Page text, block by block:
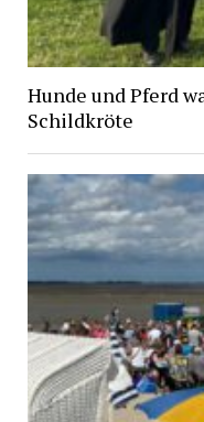
Hunde und Pferd
Schildkröte